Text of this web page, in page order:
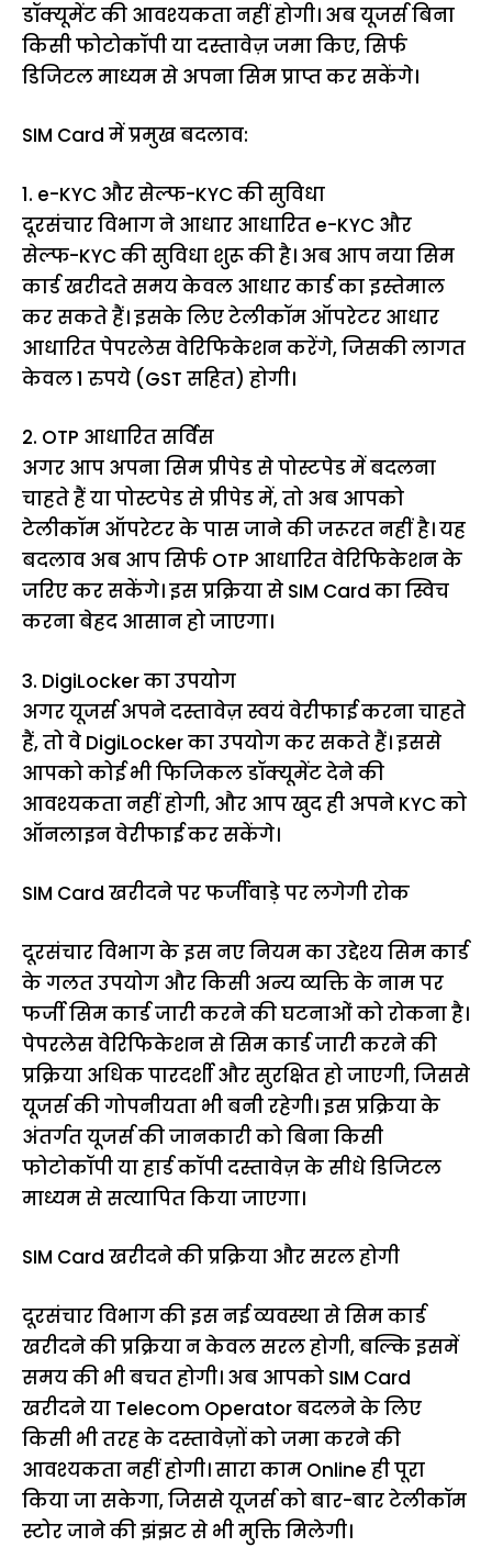
डॉक्यूमेंट की आवश्यकता नहीं होगी। अब यूजर्स बिना
किसी फोटोकॉपी या दस्तावेज़ जमा किए, सिर्फ
डिजिटल माध्यम से अपना सिम प्राप्त कर सकेंगे।
SIM Card में प्रमुख बदलाव:
1. e-KYC और सेल्फ-KYC की सुविधा
दूरसंचार विभाग ने आधार आधारित e-KYC और
सेल्फ-KYC की सुविधा शुरू की है। अब आप नया सिम
कार्ड खरीदते समय केवल आधार कार्ड का इस्तेमाल
कर सकते हैं। इसके लिए टेलीकॉम ऑपरेटर आधार
आधारित पेपरलेस वेरिफिकेशन करेंगे, जिसकी लागत
केवल 1 रुपये (GST सहित) होगी।
2. OTP आधारित सर्विस
अगर आप अपना सिम प्रीपेड से पोस्टपेड में बदलना
चाहते हैं या पोस्टपेड से प्रीपेड में, तो अब आपको
टेलीकॉम ऑपरेटर के पास जाने की जरूरत नहीं है। यह
बदलाव अब आप सिर्फ OTP आधारित वेरिफिकेशन के
जरिए कर सकेंगे। इस प्रक्रिया से SIM Card का स्विच
करना बेहद आसान हो जाएगा।
3. DigiLocker का उपयोग
अगर यूजर्स अपने दस्तावेज़ स्वयं वेरीफाई करना चाहते
हैं, तो वे DigiLocker का उपयोग कर सकते हैं। इससे
आपको कोई भी फिजिकल डॉक्यूमेंट देने की
आवश्यकता नहीं होगी, और आप खुद ही अपने KYC को
ऑनलाइन वेरीफाई कर सकेंगे।
SIM Card खरीदने पर फर्जीवाड़े पर लगेगी रोक
दूरसंचार विभाग के इस नए नियम का उद्देश्य सिम कार्ड
के गलत उपयोग और किसी अन्य व्यक्ति के नाम पर
फर्जी सिम कार्ड जारी करने की घटनाओं को रोकना है।
पेपरलेस वेरिफिकेशन से सिम कार्ड जारी करने की
प्रक्रिया अधिक पारदर्शी और सुरक्षित हो जाएगी, जिससे
यूजर्स की गोपनीयता भी बनी रहेगी। इस प्रक्रिया के
अंतर्गत यूजर्स की जानकारी को बिना किसी
फोटोकॉपी या हार्ड कॉपी दस्तावेज़ के सीधे डिजिटल
माध्यम से सत्यापित किया जाएगा।
SIM Card खरीदने की प्रक्रिया और सरल होगी
दूरसंचार विभाग की इस नई व्यवस्था से सिम कार्ड
खरीदने की प्रक्रिया न केवल सरल होगी, बल्कि इसमें
समय की भी बचत होगी। अब आपको SIM Card
खरीदने या Telecom Operator बदलने के लिए
किसी भी तरह के दस्तावेज़ों को जमा करने की
आवश्यकता नहीं होगी। सारा काम Online ही पूरा
किया जा सकेगा, जिससे यूजर्स को बार-बार टेलीकॉम
स्टोर जाने की झंझट से भी मुक्ति मिलेगी।